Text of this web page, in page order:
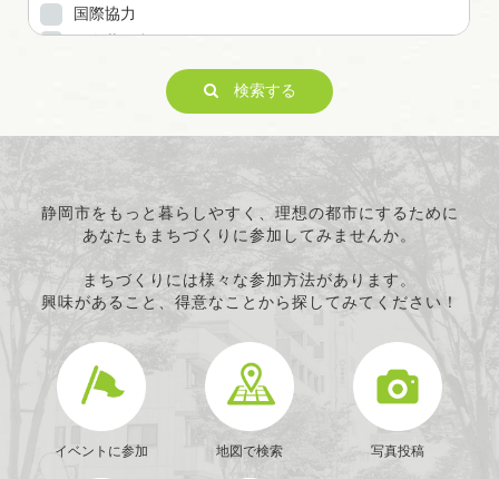
国際協力
子どもの健全育成
消費者保護
連絡・助言・援助
条例で定める活動
検索する
静岡市をもっと暮らしやすく、理想の都市にするために
あなたもまちづくりに参加してみませんか。
まちづくりには様々な参加方法があります。
興味があること、得意なことから探してみてください！
イベントに参加 地図で検索 写真投稿